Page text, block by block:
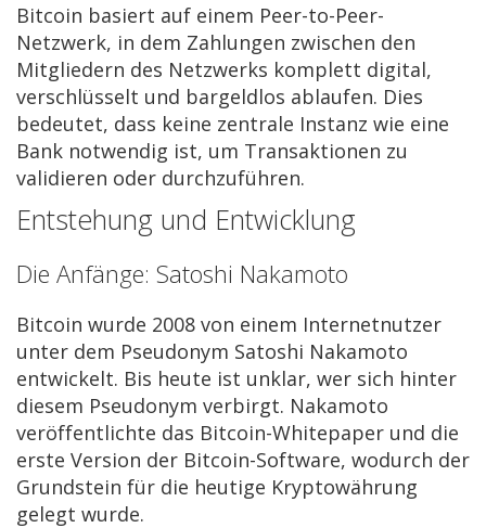
Bitcoin basiert auf einem Peer-to-Peer-
Netzwerk, in dem Zahlungen zwischen den
Mitgliedern des Netzwerks komplett digital,
verschlüsselt und bargeldlos ablaufen. Dies
bedeutet, dass keine zentrale Instanz wie eine
Bank notwendig ist, um Transaktionen zu
validieren oder durchzuführen.
Entstehung und Entwicklung
Die Anfänge: Satoshi Nakamoto
Bitcoin wurde 2008 von einem Internetnutzer
unter dem Pseudonym Satoshi Nakamoto
entwickelt. Bis heute ist unklar, wer sich hinter
diesem Pseudonym verbirgt. Nakamoto
veröffentlichte das Bitcoin-Whitepaper und die
erste Version der Bitcoin-Software, wodurch der
Grundstein für die heutige Kryptowährung
gelegt wurde.